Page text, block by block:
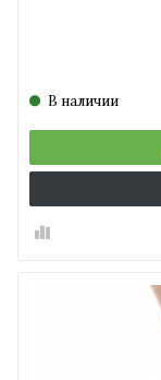
В наличии